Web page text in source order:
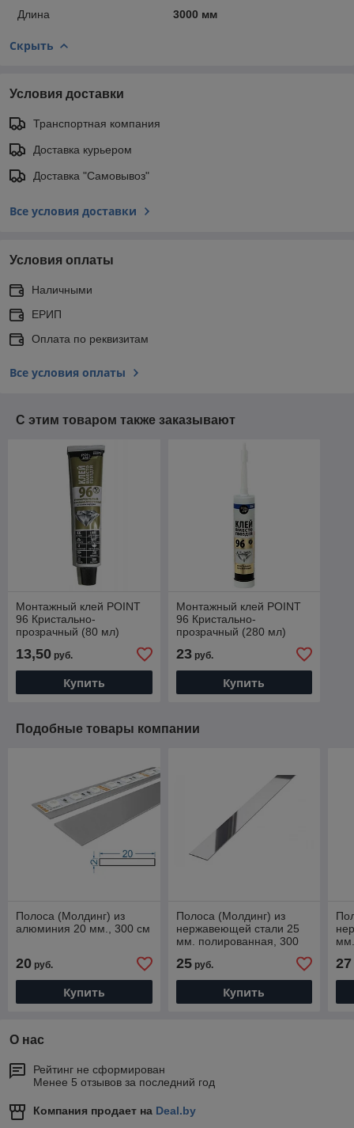
Длина 3000 мм
Скрыть
Условия доставки
Транспортная компания
Доставка курьером
Доставка "Самовывоз"
Все условия доставки
Условия оплаты
Наличными
ЕРИП
Оплата по реквизитам
Все условия оплаты
С этим товаром также заказывают
Монтажный клей POINT
96 Кристально-
прозрачный (80 мл)
13,50 руб.
Купить
Монтажный клей POINT
96 Кристально-
прозрачный (280 мл)
23руб.
Купить
Подобные товары компании
Полоса (Молдинг) из
алюминия 20 мм., 300 см
20 руб.
Купить
Полоса (Молдинг) из
нержавеющей стали 25
мм. полированная, 300
25руб.
Купить
27
О нас
Рейтинг не сформирован
Менее 5 отзывов за последний год
Компания продает на Deal.by